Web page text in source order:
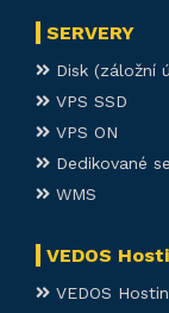
SERVERY
Disk (záložní
VPS SSD
VPS ON
Dedikované
WMS
VEDOS
VEDOS